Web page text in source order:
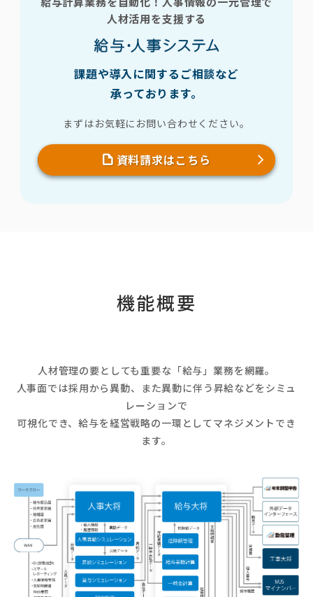
人材活用を支援する
課題や導入に関するご相談など
承っております。
まずはお気軽にお問い合わせください。
資料請求はこちら
機能概要
人材管理の要としても重要な「給与」業務を網羅。
人事面では採用から異動、また異動に伴う昇給などをシミュ
レーションで
可視化でき、給与を経営戦略の一環としてマネジメントでき
ます。